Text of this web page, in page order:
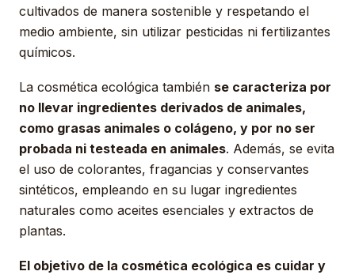
cultivados de manera sostenible y respetando el
medio ambiente, sin utilizar pesticidas ni fertilizantes
químicos.
La cosmética ecológica también se caracteriza por
no llevar ingredientes derivados de animales,
como grasas animales o colágeno, y por no ser
probada ni testeada en animales. Además, se evita
el uso de colorantes, fragancias y conservantes
sintéticos, empleando en su lugar ingredientes
naturales como aceites esenciales y extractos de
plantas.
El objetivo de la cosmética ecológica es cuidar y